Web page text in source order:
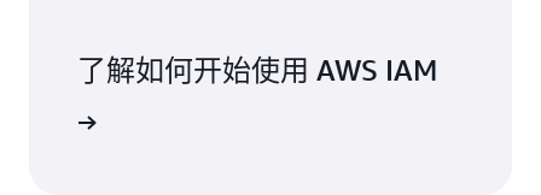
了解如何开始使用 AWS IAM